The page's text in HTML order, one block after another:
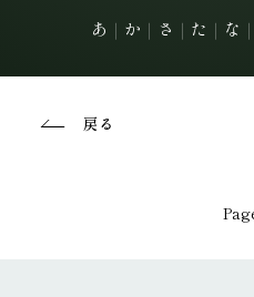
あ ｜ か ｜ さ ｜ た ｜ な ｜
戻る